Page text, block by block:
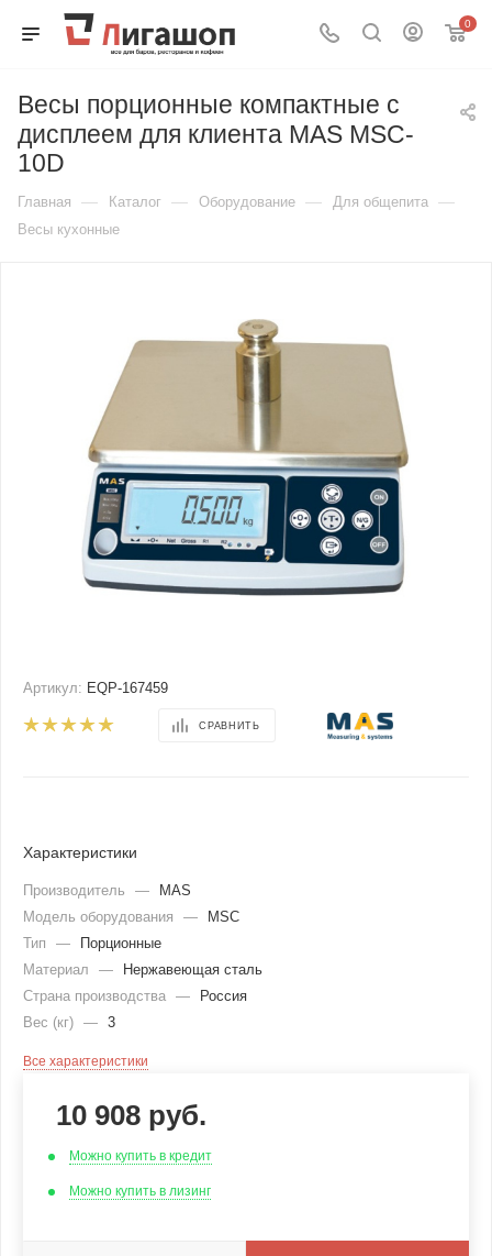
0
Весы порционные компактные с
дисплеем для клиента MAS MSC-
10D
Главная — Каталог — Оборудование — Для общепита —
Весы кухонные
Артикул: EQP-167459
СРАВНИТЬ
Характеристики
Производитель —
MAS
Модель оборудования
—
MSC
Тип
—
Порционные
Материал
—
Нержавеющая сталь
Страна производства —
Россия
Вес (кг) — 3
Все характеристики
10 908 руб.
Можно купить в кредит
Можно купить в лизинг